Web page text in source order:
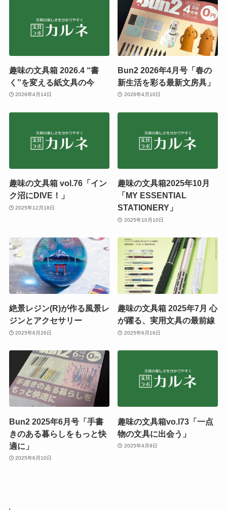
趣味の文具箱 2026.4 “書
く”を変える紙文具の今
2026年4月14日
Bun2 2026年4月号「春の
新生活を彩る最新文房具」
2026年4月10日
趣味の文具箱 vol.76「イン
ク沼にDIVE！」
2025年12月18日
趣味の文具箱2025年10月
「MY ESSENTIAL
STATIONERY」
2025年10月10日
絶景レジン(R)が作る風景レ
ジンとアクセサリー
2025年6月26日
趣味の文具箱 2025年7月 心
が躍る、実用文具の最前線
2025年6月16日
Bun2 2025年6月号「手書
きのある暮らしをもっと快
適に」
2025年6月10日
趣味の文具箱vo.l73「一点
物の文具に出会う」
2025年4月9日